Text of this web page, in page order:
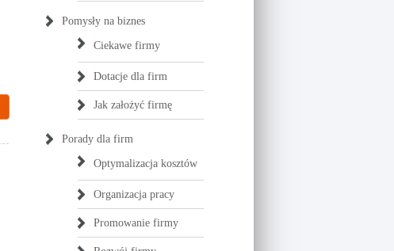
Pomysły na biznes
Ciekawe firmy
Dotacje dla firm
Jak założyć firmę
Porady dla firm
Optymalizacja kosztów
Organizacja pracy
Promowanie firmy